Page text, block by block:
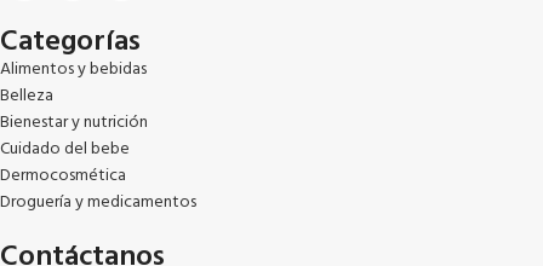
Categorías
Alimentos y bebidas
Belleza
Bienestar y nutrición
Cuidado del bebe
Dermocosmética
Droguería y medicamentos